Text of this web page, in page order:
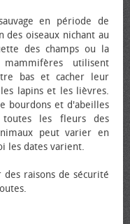
en période de
oiseaux nichant au
des champs ou la
utilisent
bas et cacher leur
lapins et les lièvres.
bourdons et d'abeilles
les fleurs des
peut varier en
les dates varient.
raisons de sécurité